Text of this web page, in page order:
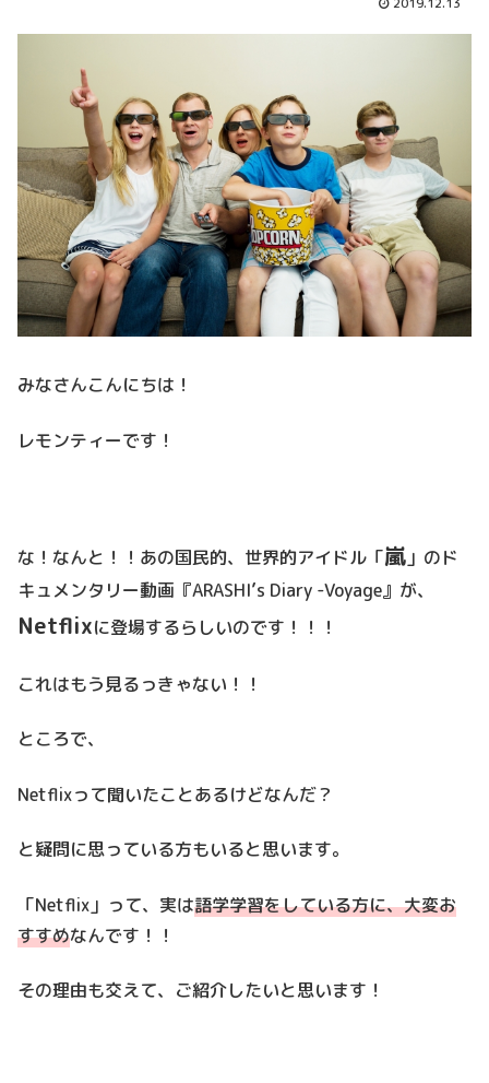
みなさんこんにちは！
レモンティーです！
な！なんと！！あの国民的、世界的アイドル「嵐 」のド
キュメンタリー動画『ARASHI’s Diary -Voyage』が、
Netflixに登場するらしいのです！！！
これはもう見るっきゃない！！
ところで、
Netflixって聞いたことあるけどなんだ？
と疑問に思っている方もいると思います。
「Netflix」って、実は語学学習をしている方に、大変お
すすめなんです！！
その理由も交えて、ご紹介したいと思います！